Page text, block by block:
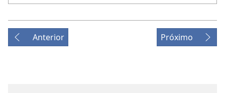
Anterior Próximo